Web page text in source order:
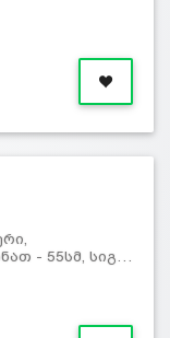
- 55სმ, სიგ…